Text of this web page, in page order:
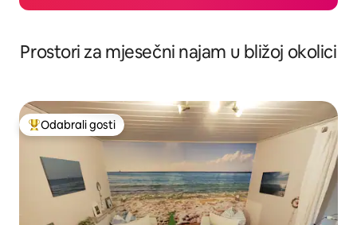
Prostori za mjesečni najam u bližoj okolici
Među najviše rangiranima s oznakom „Odabrali gosti”
Odabrali gosti